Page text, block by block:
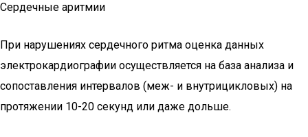
Сердечные аритмии
При нарушениях сердечного ритма оценка данных
электрокардиографии осуществляется на база анализа и
сопоставления интервалов (меж- и внутрицикловых) на
протяжении 10-20 секунд или даже дольше.